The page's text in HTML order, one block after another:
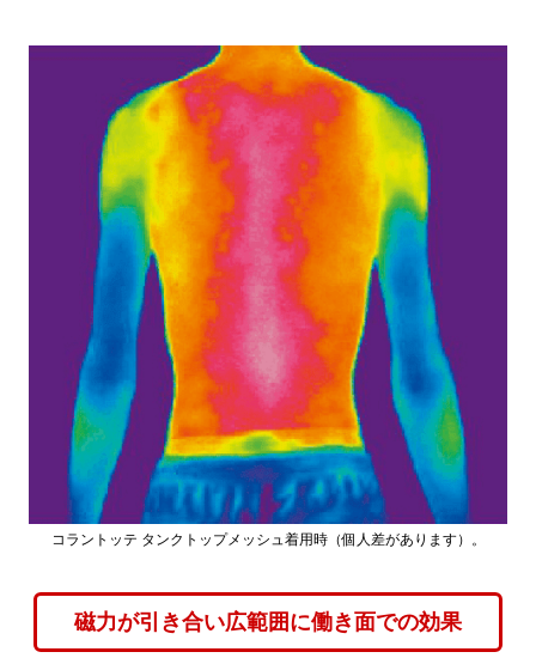
コラントッテ タンクトップメッシュ着用時（個人差があります）。
磁力が引き合い広範囲に働き面での効果